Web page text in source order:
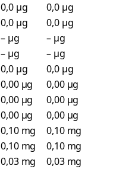
0,0 µg
0,0 µg
0,0 µg
0,0 µg
– µg
– µg
– µg
– µg
0,0 µg
0,0 µg
0,00 µg
0,00 µg
0,00 µg
0,00 µg
0,00 µg
0,00 µg
0,10 mg
0,10 mg
0,10 mg
0,10 mg
0,03 mg
0,03 mg